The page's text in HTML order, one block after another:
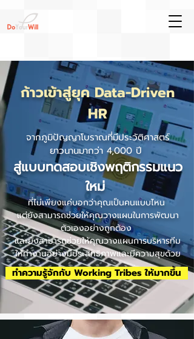
ก้าวเข้าสู่ยุค Data-Driven
HR
จากภูมิปัญญาโบราณที่มีประวัติศาสตร์
ยาวนานมากว่า 4,000 ปี
สู่แบบทดสอบเชิงพฤติกรรมแนว
ใหม่
ที่ไม่เพียงแค่บอกว่าคุณเป็นคนแบบไหน
แต่ยังสามารถช่วยให้คุณวางแผนในการพัฒนา
ตัวเองอย่างถูกต้อง
และยังสามารถช่วยให้คุณวางแผนการบริหารทีม
ให้ทำงานอย่างมีประสิทธิภาพและมีความสุขด้วย
ทำความรู้จักกับ Working Tribes ให้มากขึ้น